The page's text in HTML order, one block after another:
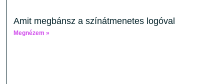
Amit megbánsz a színátmenetes logóval
Megnézem »